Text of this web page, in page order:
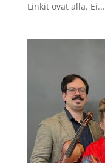
Linkit ovat alla. Ei...